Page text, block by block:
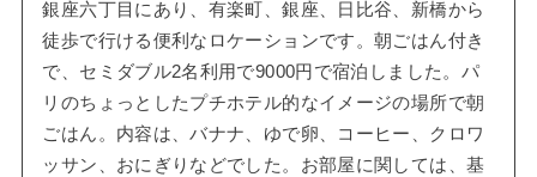
銀座六丁目にあり、有楽町、銀座、日比谷、新橋から
徒歩で行ける便利なロケーションです。朝ごはん付き
で、セミダブル2名利用で9000円で宿泊しました。パ
リのちょっとしたプチホテル的なイメージの場所で朝
ごはん。内容は、バナナ、ゆで卵、コーヒー、クロワ
ッサン、おにぎりなどでした。お部屋に関しては、基